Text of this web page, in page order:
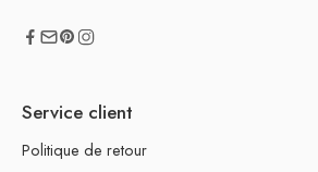
Service client
Politique de retour